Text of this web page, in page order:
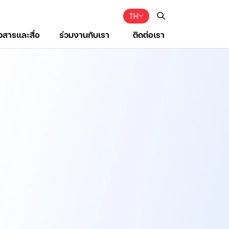
TH
สารและสื่อ ร่วมงานกับเรา ติดต่อเรา